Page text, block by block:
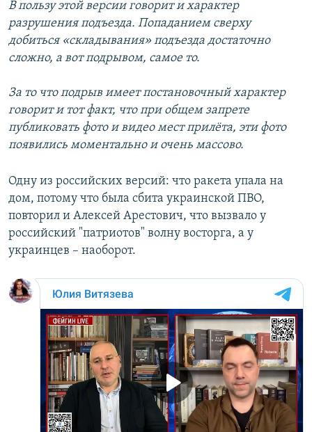
В пользу этой версии говорит и характер
разрушения подъезда. Попаданием сверху
добиться «складывания» подъезда достаточно
сложно, а вот подрывом, самое то.
За то что подрыв имеет постановочный характер
говорит и тот факт, что при общем запрете
публиковать фото и видео мест прилёта, эти фото
появились моментально и очень массово.
Одну из российских версий: что ракета упала на
дом, потому что была сбита украинской ПВО,
повторил и Алексей Арестович, что вызвало у
российский "патриотов" волну восторга, а у
украинцев – наоборот.